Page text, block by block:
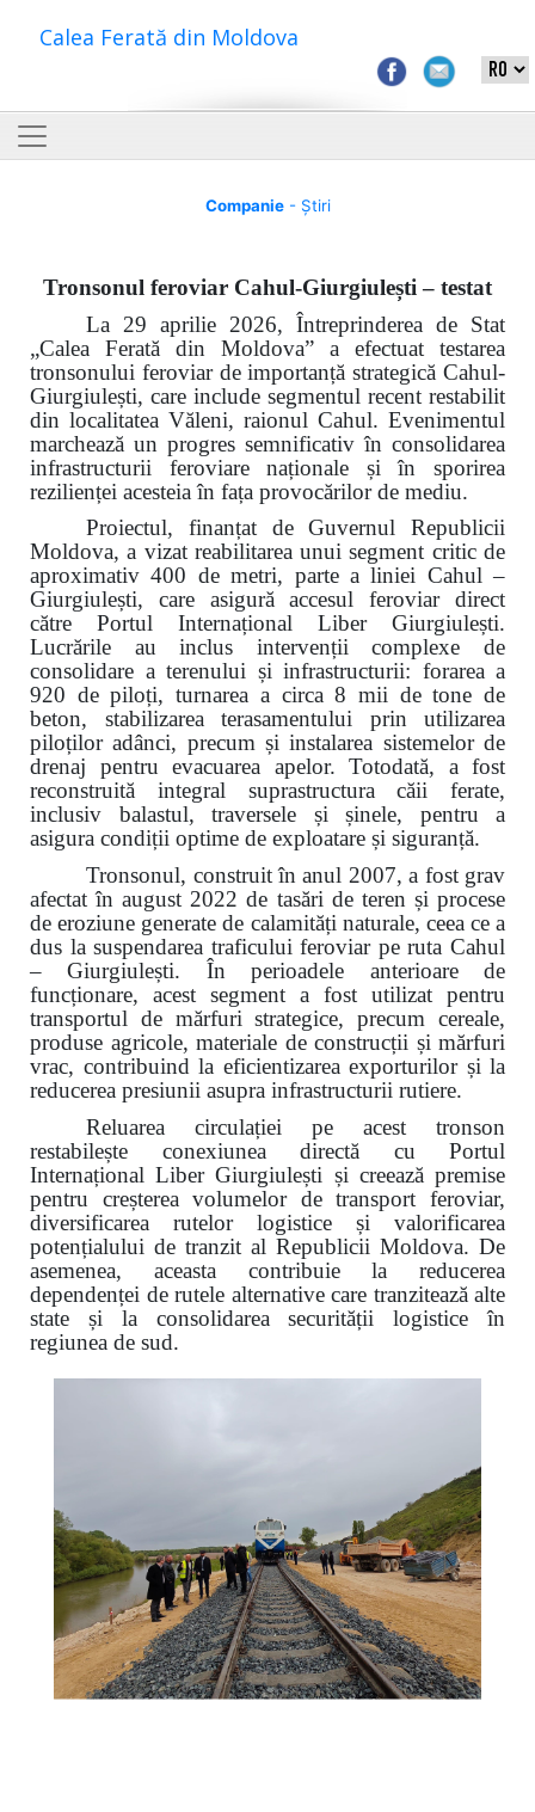
Calea Ferată din Moldova
Companie- Știri
Tronsonul feroviar Cahul-Giurgiulești – testat
La 29 aprilie 2026, Întreprinderea de Stat
„Calea Ferată din Moldova” a efectuat testarea
tronsonului feroviar de importanță strategică Cahul-
Giurgiulești, care include segmentul recent restabilit
din localitatea Văleni, raionul Cahul. Evenimentul
marchează un progres semnificativ în consolidarea
infrastructurii feroviare naționale și în sporirea
rezilienței acesteia în fața provocărilor de mediu.
Proiectul, finanțat de Guvernul Republicii
Moldova, a vizat reabilitarea unui segment critic de
aproximativ 400 de metri, parte a liniei Cahul –
Giurgiulești, care asigură accesul feroviar direct
către Portul Internațional Liber Giurgiulești.
Lucrările au inclus intervenții complexe de
consolidare a terenului și infrastructurii: forarea a
920 de piloți, turnarea a circa 8 mii de tone de
beton, stabilizarea terasamentului prin utilizarea
piloților adânci, precum și instalarea sistemelor de
drenaj pentru evacuarea apelor. Totodată, a fost
reconstruită integral suprastructura căii ferate,
inclusiv balastul, traversele și șinele, pentru a
asigura condiții optime de exploatare și siguranță.
Tronsonul, construit în anul 2007, a fost grav
afectat în august 2022 de tasări de teren și procese
de eroziune generate de calamități naturale, ceea ce a
dus la suspendarea traficului feroviar pe ruta Cahul
– Giurgiulești. În perioadele anterioare de
funcționare, acest segment a fost utilizat pentru
transportul de mărfuri strategice, precum cereale,
produse agricole, materiale de construcții și mărfuri
vrac, contribuind la eficientizarea exporturilor și la
reducerea presiunii asupra infrastructurii rutiere.
Reluarea circulației pe acest tronson
restabilește conexiunea directă cu Portul
Internațional Liber Giurgiulești și creează premise
pentru creșterea volumelor de transport feroviar,
diversificarea rutelor logistice și valorificarea
potențialului de tranzit al Republicii Moldova. De
asemenea, aceasta contribuie la reducerea
dependenței de rutele alternative care tranzitează alte
state și la consolidarea securității logistice în
regiunea de sud.